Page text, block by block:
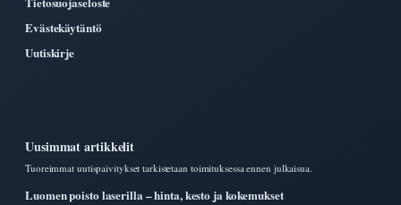
Evästekäytäntö
Uutiskirje
Uusimmat artikkelit
Tuoreimmat uutispaivitykset tarkistetaan toimituksessa ennen julkaisua.
Luomen poisto laserilla – hinta, kesto ja kokemukset